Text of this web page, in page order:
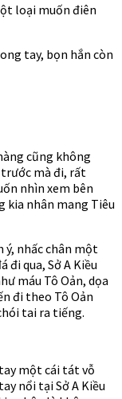
loại muốn điên
tay, bọn hắn còn
cũng không
mà đi, rất
nhìn xem bên
kia nhân mang Tiêu
ý, nhấc chân một
đi qua, Sở A Kiều
máu Tô Oản, dọa
đi theo Tô Oản
tai ra tiếng.
một cái tát vỗ
nổi tại Sở A Kiều